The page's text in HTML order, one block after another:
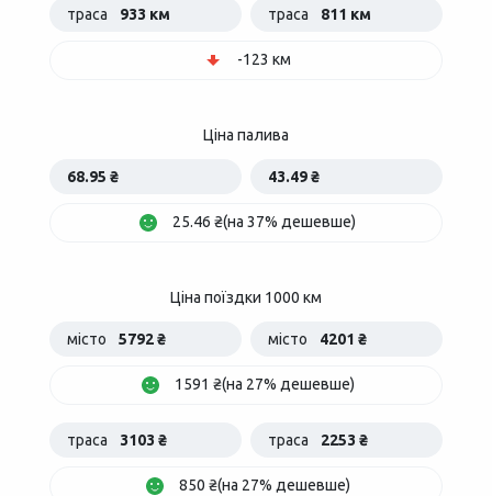
траса 933 км траса 811 км
-123 км
Ціна палива
68.95 ₴ 43.49 ₴
25.46 ₴(на 37% дешевше)
Ціна поїздки 1000 км
місто 5792 ₴ місто 4201 ₴
1591 ₴(на 27% дешевше)
траса 3103 ₴ траса 2253 ₴
850 ₴(на 27% дешевше)